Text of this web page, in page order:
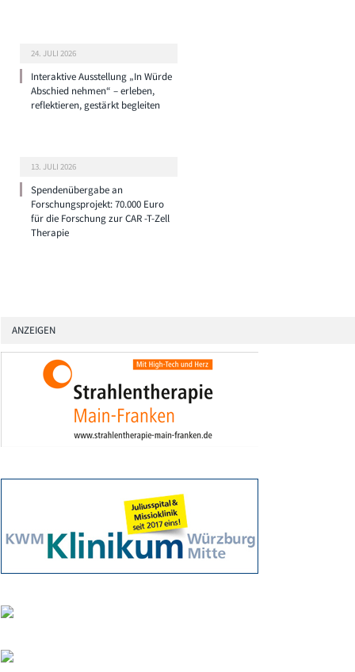
24. JULI 2026
Interaktive Ausstellung „In Würde
Abschied nehmen“ – erleben,
reflektieren, gestärkt begleiten
13. JULI 2026
Spendenübergabe an
Forschungsprojekt: 70.000 Euro
für die Forschung zur CAR -T-Zell
Therapie
ANZEIGEN